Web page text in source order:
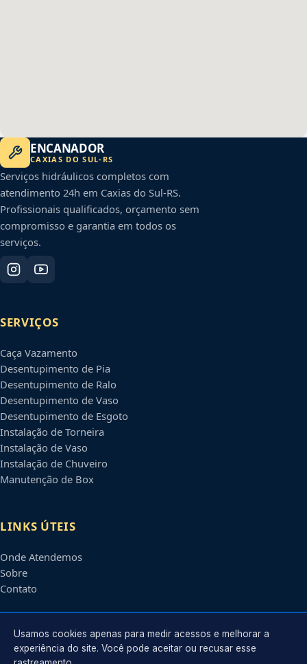
ENCANADOR
CAXIAS DO SUL- RS
Serviços hidráulicos completos com
atendimento 24h em Caxias do Sul-RS.
Profissionais qualificados, orçamento sem
compromisso e garantia em todos os
serviços.
SERVIÇOS
Caça Vazamento
Desentupimento de Pia
Desentupimento de Ralo
Desentupimento de Vaso
Desentupimento de Esgoto
Instalação de Torneira
Instalação de Vaso
Instalação de Chuveiro
Manutenção de Box
LINKS ÚTEIS
Onde Atendemos
Sobre
Contato
CONTATO
Usamos cookies apenas para medir acessos e melhorar a
experiência do site. Você pode aceitar ou recusar esse